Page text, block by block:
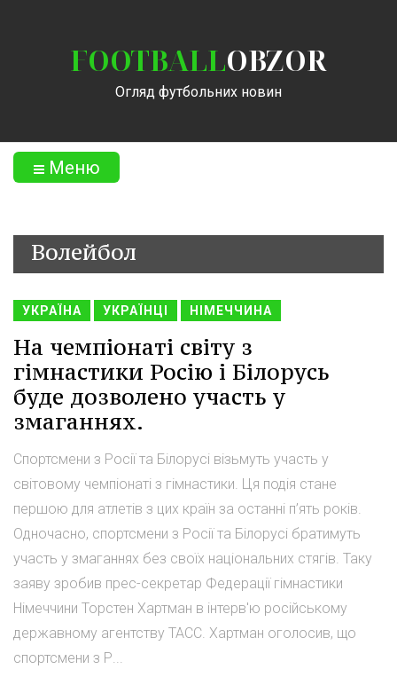
FOOTBALLOBZOR
Огляд футбольних новин
Меню
Волейбол
УКРАЇНА УКРАЇНЦІ НІМЕЧЧИНА
На чемпіонаті світу з
гімнастики Росію і Білорусь
буде дозволено участь у
змаганнях.
Спортсмени з Росії та Білорусі візьмуть участь у
світовому чемпіонаті з гімнастики. Ця подія стане
першою для атлетів з цих країн за останні п’ять років.
Одночасно, спортсмени з Росії та Білорусі братимуть
участь у змаганнях без своїх національних стягів. Таку
заяву зробив прес-секретар Федерації гімнастики
Німеччини Торстен Хартман в інтерв'ю російському
державному агентству ТАСС. Хартман оголосив, що
спортсмени з Р...